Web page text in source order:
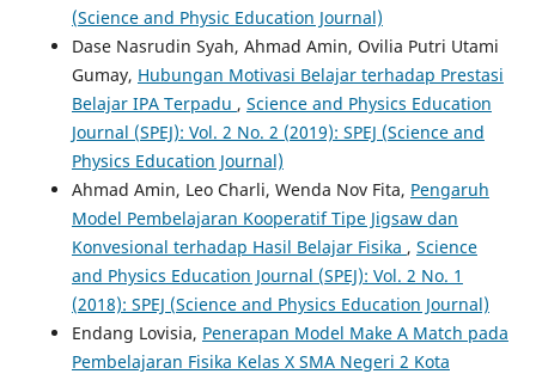
(Science and Physic Education Journal)
Dase Nasrudin Syah, Ahmad Amin, Ovilia Putri Utami
Gumay, Hubungan Motivasi Belajar terhadap Prestasi
Belajar IPA Terpadu , Science and Physics Education
Journal (SPEJ): Vol. 2 No. 2 (2019): SPEJ (Science and
Physics Education Journal)
Ahmad Amin, Leo Charli, Wenda Nov Fita, Pengaruh
Model Pembelajaran Kooperatif Tipe Jigsaw dan
Konvesional terhadap Hasil Belajar Fisika , Science
and Physics Education Journal (SPEJ): Vol. 2 No. 1
(2018): SPEJ (Science and Physics Education Journal)
Endang Lovisia, Penerapan Model Make A Match pada
Pembelajaran Fisika Kelas X SMA Negeri 2 Kota